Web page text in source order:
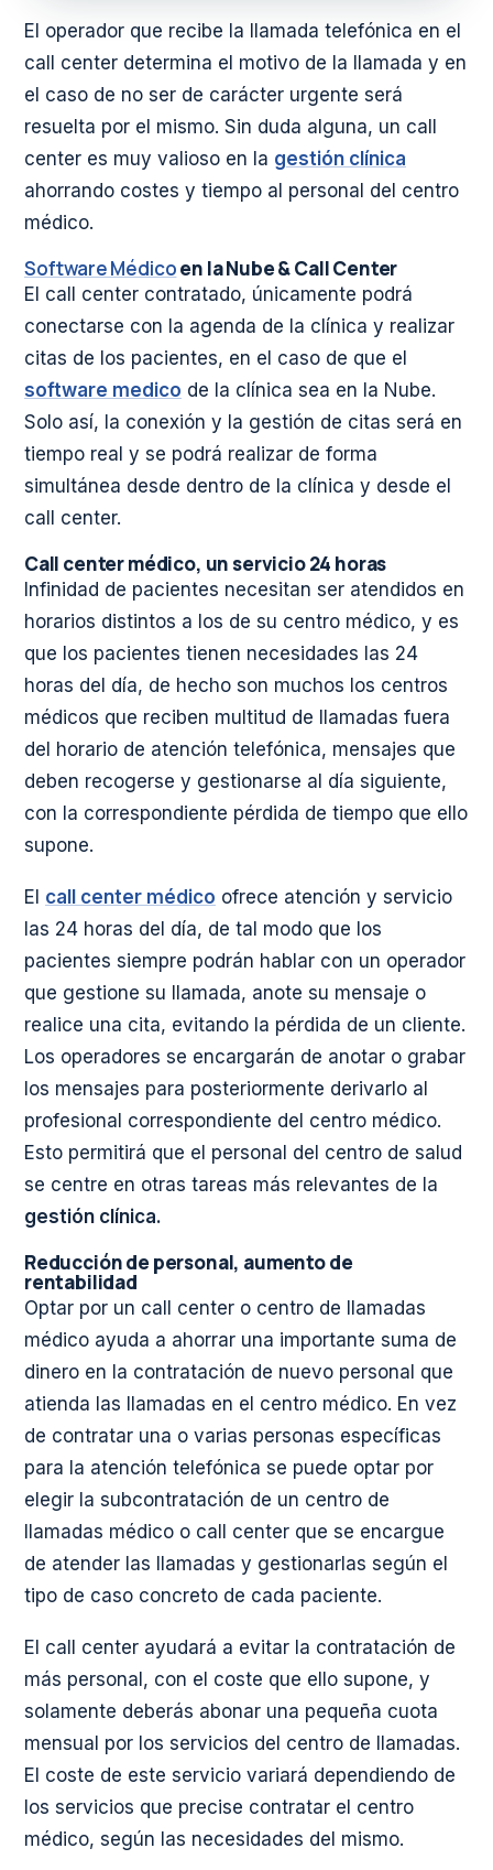
El operador que recibe la llamada telefónica en el
call center determina el motivo de la llamada y en
el caso de no ser de carácter urgente será
resuelta por el mismo. Sin duda alguna, un call
center es muy valioso en la gestión clínica
ahorrando costes y tiempo al personal del centro
médico.
Software Médicoen la Nube & Call Center
El call center contratado, únicamente podrá
conectarse con la agenda de la clínica y realizar
citas de los pacientes, en el caso de que el
software medico de la clínica sea en la Nube.
Solo así, la conexión y la gestión de citas será en
tiempo real y se podrá realizar de forma
simultánea desde dentro de la clínica y desde el
call center.
Call center médico, un servicio 24 horas
Infinidad de pacientes necesitan ser atendidos en
horarios distintos a los de su centro médico, y es
que los pacientes tienen necesidades las 24
horas del día, de hecho son muchos los centros
médicos que reciben multitud de llamadas fuera
del horario de atención telefónica, mensajes que
deben recogerse y gestionarse al día siguiente,
con la correspondiente pérdida de tiempo que ello
supone.
El call center médico ofrece atención y servicio
las 24 horas del día, de tal modo que los
pacientes siempre podrán hablar con un operador
que gestione su llamada, anote su mensaje o
realice una cita, evitando la pérdida de un cliente.
Los operadores se encargarán de anotar o grabar
los mensajes para posteriormente derivarlo al
profesional correspondiente del centro médico.
Esto permitirá que el personal del centro de salud
se centre en otras tareas más relevantes de la
gestión clínica.
Reducción de personal, aumento de
rentabilidad
Optar por un call center o centro de llamadas
médico ayuda a ahorrar una importante suma de
dinero en la contratación de nuevo personal que
atienda las llamadas en el centro médico. En vez
de contratar una o varias personas específicas
para la atención telefónica se puede optar por
elegir la subcontratación de un centro de
llamadas médico o call center que se encargue
de atender las llamadas y gestionarlas según el
tipo de caso concreto de cada paciente.
El call center ayudará a evitar la contratación de
más personal, con el coste que ello supone, y
solamente deberás abonar una pequeña cuota
mensual por los servicios del centro de llamadas.
El coste de este servicio variará dependiendo de
los servicios que precise contratar el centro
médico, según las necesidades del mismo.